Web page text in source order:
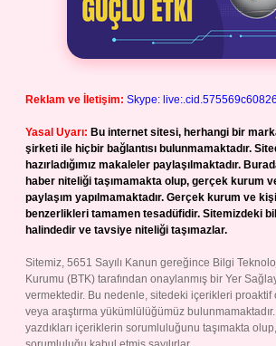
Reklam ve İletişim: Skype:
Yasal Uyarı: Bu internet sitesi, herhangi bir
şirketi ile hiçbir bağlantısı bulunmamaktadır.
hazırladığımız makaleler paylaşılmaktadır.
haber niteliği taşımamakta olup, gerçek kurum
paylaşım yapılmamaktadır. Gerçek kurum ve
benzerlikleri tamamen tesadüfidir. Sitemizdeki
halindedir ve tavsiye niteliği taşımazlar.
Sitemiz, 5651 Sayılı Kanun gereğince Bilgi
Kurumu (BTK) tarafından onaylanmış bir Yer
vermektedir. Bu nedenle, sitedeki içerikleri proaktif
veya araştırma yükümlülüğümüz
yazdıkları içeriklerin sorumluluğunu taşımakta